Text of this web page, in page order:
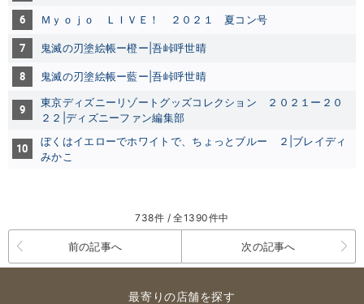
6 Ｍｙｏｊｏ ＬＩＶＥ！ ２０２１ 夏コン号
7 鬼滅の刃塗絵帳ー橙ー|吾峠呼世晴
8 鬼滅の刃塗絵帳ー藍ー |吾峠呼世晴
9
東京ディズニーリゾートグッズコレクション ２０２１ー２０
２２|ディズニーファン編集部
10
ぼくはイエローでホワイトで、ちょっとブルー ２|ブレイディ
みかこ
738件 / 全1390件中
前の記事へ 次の記事へ
最寄りの店舗を探す